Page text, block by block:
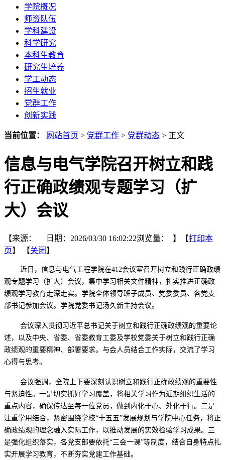
学院概况
师资队伍
学科建设
科学研究
本科生教育
研究生培养
学工动态
招生就业
党群工作
创新实践
当前位置： 网站首页 > 党群工作 > 党群动态 > 正文
信息与电气学院召开树立和践
行正确政绩观专题学习（扩
大）会议
【来源： 日期：2026/03/30 16:02:22浏览量： 】【打印本
页】 【关闭 】
近日，信息与电气工程学院在412会议室召开树立和践行正确政绩
观专题学习（扩大）会议，集中学习相关文件精神，扎实推进正确政
绩观学习教育走深走实。学院全体领导班子成员、党委委员、各党支
部书记参加会议。学院党委书记汤久新主持会议。
会议深入贯彻习近平总书记关于树立和践行正确政绩观的重要论
述，以及中央、省委、省委教育工委及学校党委关于树立和践行正确
政绩观的重要精神、部署要求。与会人员结合工作实际，交流了学习
心得与思考。
会议强调，全院上下要深刻认识树立和践行正确政绩观的重要性
与紧迫性。一是切实抓好学习覆盖，将相关学习作为近期组织生活的
重点内容，确保传达至每一位党员，做到内化于心、外化于行。二是
注重学用结合，紧密围绕学校“十五五”发展规划与学院中心任务，将正
确政绩观的理念融入实际工作，以推动发展的实效检验学习成果。三
是强化组织落实，各党支部要依托“三会一课”等制度，结合自身特点扎
实开展学习教育，不断夯实党建工作基础。